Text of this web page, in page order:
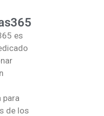
es
para
de los